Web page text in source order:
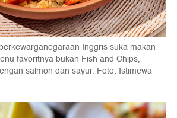
Inggris suka makan
favoritnya bukan Fish and Chips,
salmon dan sayur. Foto: Istimewa